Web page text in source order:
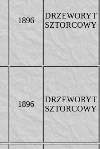
1896
DRZEWORYT
SZTORCOWY
1896
DRZEWORYT
SZTORCOWY